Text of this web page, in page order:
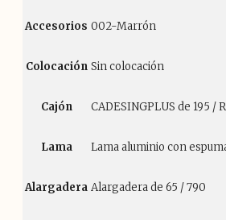
Accesorios 002-Marrón
Colocación Sin colocación
Cajón CADESINGPLUS de 195 /
Lama Lama aluminio con
Alargadera Alargadera de 65 / 790